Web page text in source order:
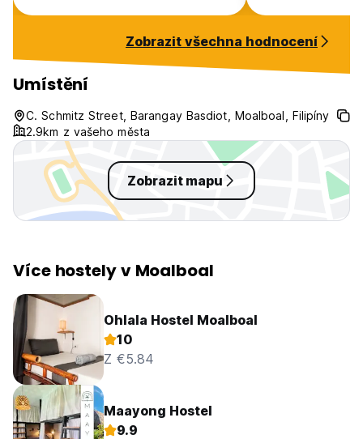
very safe. Definitely good value
Zobrazit všechna hodnocení
Umístění
C. Schmitz Street, Barangay Basdiot, Moalboal, Filipíny
2.9km z vašeho města
Zobrazit mapu
Více hostely v Moalboal
Ohlala Hostel Moalboal
10
Z €5.84
Maayong Hostel
9.9